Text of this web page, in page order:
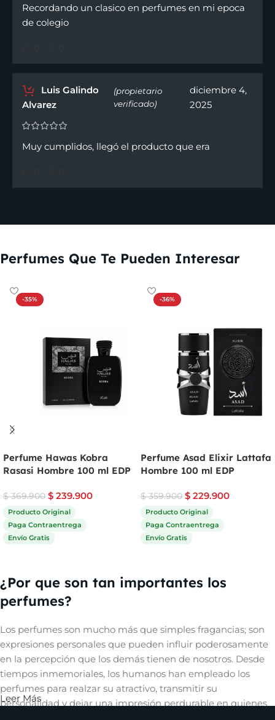
Recordando un clasico en perfumes en mi epoca
de colegio
Luis Galindo
Alvarez
(propietario
verificado)
diciembre 4,
2025
Muy cumplidos, llegó el producto que era
Perfumes Que Te Pueden Interesar
-35%
Perfume Hawas Kobra
Rasasi Hombre 100 ml EDP
$369.900 $ 239.900
Producto Original
Paga Contraentrega
Envío Gratis
-36%
Perfume Asad Elixir Lattafa
Hombre 100 ml EDP
$359.900 $ 229.900
Producto Original
Paga Contraentrega
Envío Gratis
¿Por que son tan importantes los
perfumes?
Los perfumes son mucho más que simples fragancias; son
expresiones personales que pueden influir poderosamente
en la percepción que los demás tienen de nosotros. Desde
tiempos inmemoriales, los humanos han empleado los
perfumes para realzar su atractivo, transmitir su
personalidad y dejar una impresión perdurable en quienes
Leer Más